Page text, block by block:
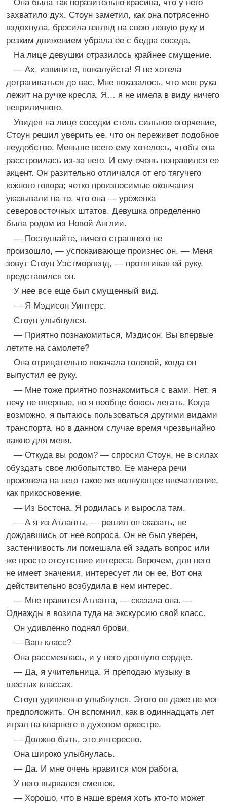
Она была так поразительно красива, что у него
захватило дух. Стоун заметил, как она потрясенно
вздохнула, бросила взгляд на свою левую руку и
резким движением убрала ее с бедра соседа.
На лице девушки отразилось крайнее смущение.
— Ах, извините, пожалуйста! Я не хотела
дотрагиваться до вас. Мне показалось, что моя рука
лежит на ручке кресла. Я… я не имела в виду ничего
неприличного.
Увидев на лице соседки столь сильное огорчение,
Стоун решил уверить ее, что он переживет подобное
неудобство. Меньше всего ему хотелось, чтобы она
расстроилась из-за него. И ему очень понравился ее
акцент. Он разительно отличался от его тягучего
южного говора; четко произносимые окончания
указывали на то, что она — уроженка
северовосточных штатов. Девушка определенно
была родом из Новой Англии.
— Послушайте, ничего страшного не
произошло, — успокаивающе произнес он. — Меня
зовут Стоун Уэстморленд, — протягивая ей руку,
представился он.
У нее все еще был смущенный вид.
— Я Мэдисон Уинтерс.
Стоун улыбнулся.
— Приятно познакомиться, Мэдисон. Вы впервые
летите на самолете?
Она отрицательно покачала головой, когда он
выпустил ее руку.
— Мне тоже приятно познакомиться с вами. Нет, я
лечу не впервые, но я вообще боюсь летать. Когда
возможно, я пытаюсь пользоваться другими видами
транспорта, но в данном случае время чрезвычайно
важно для меня.
— Откуда вы родом? — спросил Стоун, не в силах
обуздать свое любопытство. Ее манера речи
произвела на него такое же волнующее впечатление,
как прикосновение.
— Из Бостона. Я родилась и выросла там.
— А я из Атланты, — решил он сказать, не
дождавшись от нее вопроса. Он не был уверен,
застенчивость ли помешала ей задать вопрос или
же просто отсутствие интереса. Впрочем, для него
не имеет значения, интересует ли он ее. Вот она
действительно возбудила в нем интерес.
— Мне нравится Атланта, — сказала она. —
Однажды я возила туда на экскурсию свой класс.
Он удивленно поднял брови.
— Ваш класс?
Она рассмеялась, и у него дрогнуло сердце.
— Да, я учительница. Я преподаю музыку в
шестых классах.
Стоун удивленно улыбнулся. Этого он даже не мог
предположить. Он вспомнил, как в одиннадцать лет
играл на кларнете в духовом оркестре.
— Должно быть, это интересно.
Она широко улыбнулась.
— Да. И мне очень нравится моя работа.
У него вырвался смешок.
— Хорошо, что в наше время хоть кто-то может